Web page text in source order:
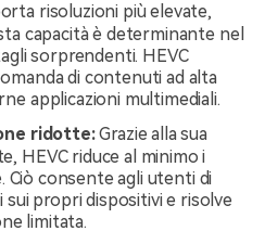
risoluzioni più elevate,
capacità è determinante nel
sorprendenti. HEVC
di contenuti ad alta
applicazioni multimediali.
ridotte:Grazie alla sua
HEVC riduce al minimo i
Ciò consente agli utenti di
propri dispositivi e risolve
limitata.